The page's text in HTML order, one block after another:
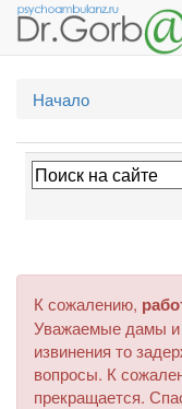
Начало
К сожалению,
Уважаемые дамы и
извинения то
вопросы. К
прекращается.